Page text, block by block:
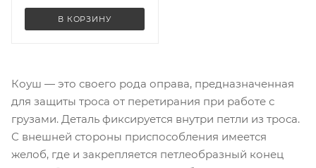
В КОРЗИНУ
Коуш — это своего рода оправа, предназначенная
для защиты троса от перетирания при работе с
грузами. Деталь фиксируется внутри петли из троса.
С внешней стороны приспособления имеется
желоб, где и закрепляется петлеобразный конец